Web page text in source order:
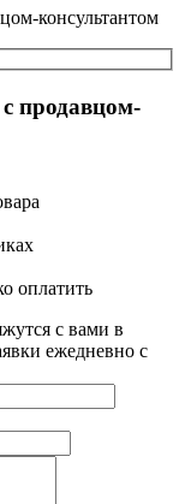
консультантом
продавцом-
оплатить
с вами в
ежедневно с